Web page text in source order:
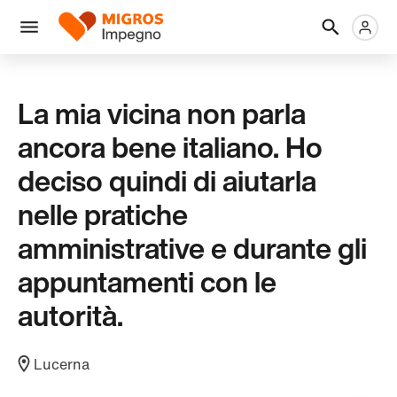
navigazione
Intestazione
Menu
Logo
La mia vicina non parla
ancora bene italiano. Ho
deciso quindi di aiutarla
nelle pratiche
amministrative e durante gli
appuntamenti con le
autorità.
Lucerna